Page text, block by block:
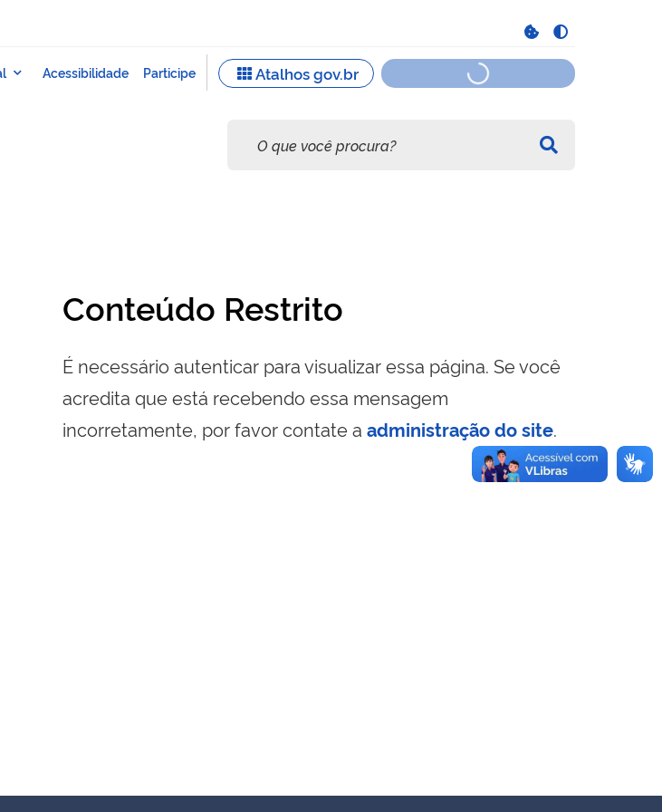
Conteúdo Restrito
É necessário autenticar para visualizar essa página. Se você
acredita que está recebendo essa mensagem
incorretamente, por favor contate a administração do site.